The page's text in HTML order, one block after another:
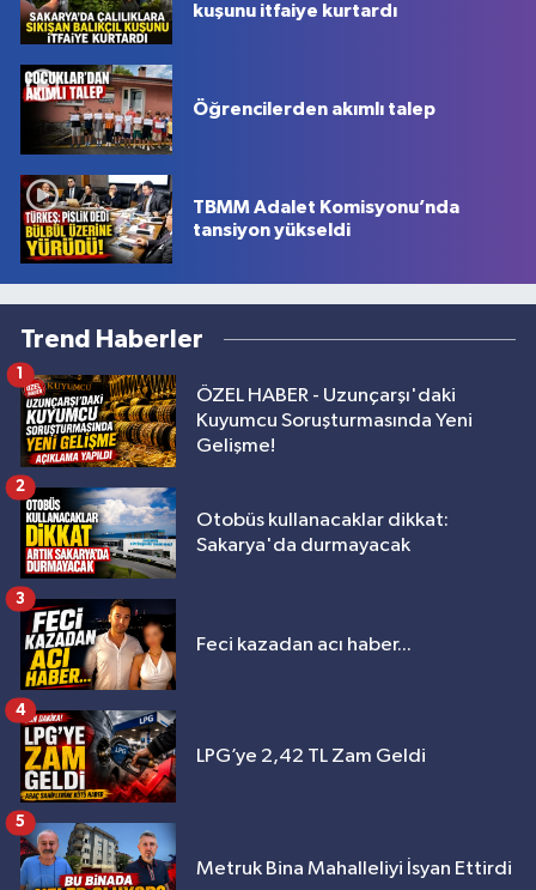
kuşunu itfaiye kurtardı
Öğrencilerden akımlı talep
TBMM Adalet Komisyonu’nda
tansiyon yükseldi
Trend Haberler
ÖZEL HABER - Uzunçarşı'daki
Kuyumcu Soruşturmasında Yeni
Gelişme!
1
Otobüs kullanacaklar dikkat:
Sakarya'da durmayacak
2
Feci kazadan acı haber...
3
LPG’ye 2,42 TL Zam Geldi
4
Metruk Bina Mahalleliyi İsyan Ettirdi
5